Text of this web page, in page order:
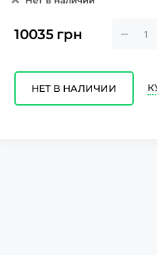
10035 грн
НЕТ В НАЛИЧИИ